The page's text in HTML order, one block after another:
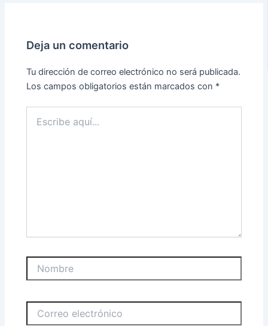
Deja un comentario
Tu dirección de correo electrónico no será publicada.
Los campos obligatorios están marcados con *
aquí...
electrónico